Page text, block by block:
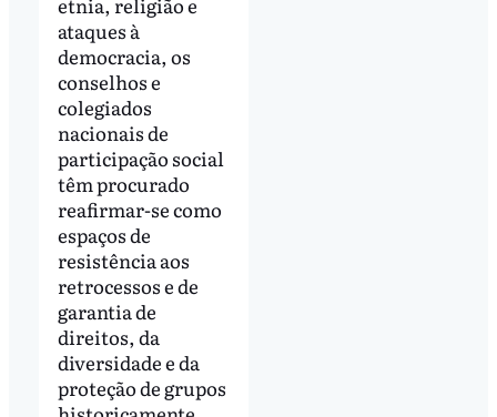
ataques à
democracia, os
conselhos e
colegiados
nacionais de
participação social
têm procurado
reafirmar-se como
espaços de
resistência aos
retrocessos e de
garantia de
direitos, da
diversidade e da
proteção de grupos